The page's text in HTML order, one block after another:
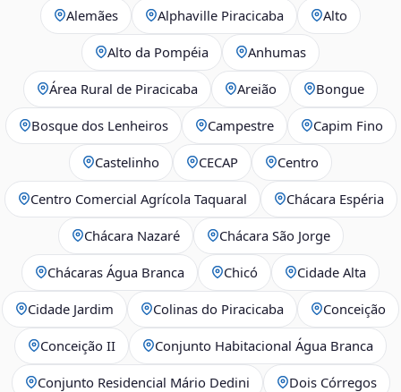
Alemães Alphaville Piracicaba Alto
Alto da Pompéia Anhumas
Área Rural de Piracicaba Areião Bongue
Bosque dos Lenheiros Campestre Capim Fino
Castelinho CECAP Centro
Centro Comercial Agrícola Taquaral Chácara Espéria
Chácara Nazaré Chácara São Jorge
Chácaras Água Branca Chicó Cidade Alta
Cidade Jardim Colinas do Piracicaba Conceição
Conceição II Conjunto Habitacional Água Branca
Conjunto Residencial Mário Dedini Dois Córregos